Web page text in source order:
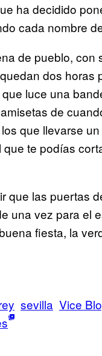
ha decidido
cada nombre
de pueblo, con
dos horas
luce una
de
que llevarse
te podías
que las puertas
una vez para el
fiesta, la
sevilla Vice